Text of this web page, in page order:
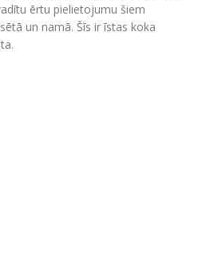
ērtu pielietojumu šiem
un namā. Šīs ir īstas koka